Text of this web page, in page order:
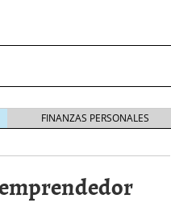
FINANZAS PERSONALES